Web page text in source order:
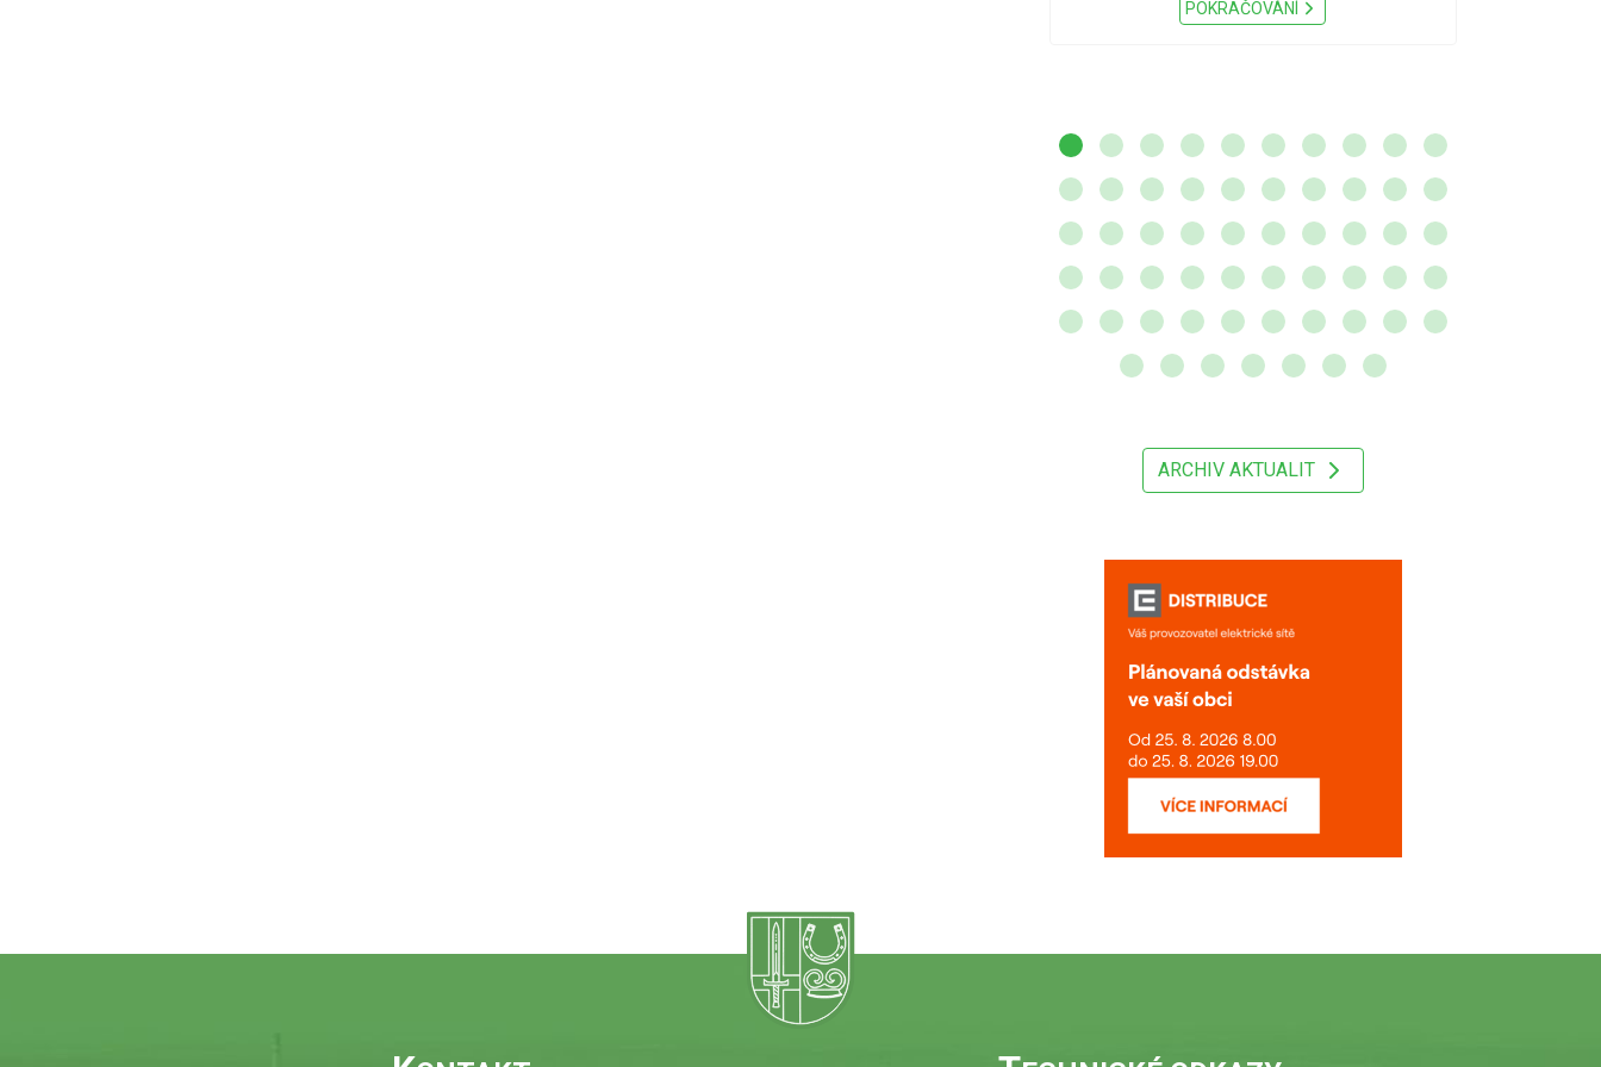
POKRAČOVÁNÍ
ARCHIV AKTUALIT